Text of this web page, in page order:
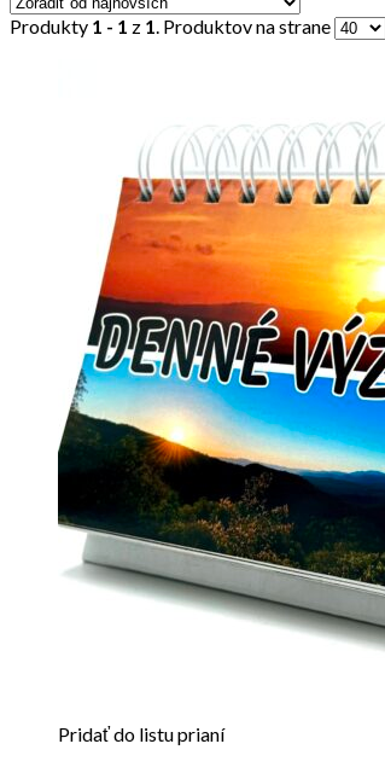
Produkty 1 - 1 z 1 . Produktov na strane
Pridať do listu prianí